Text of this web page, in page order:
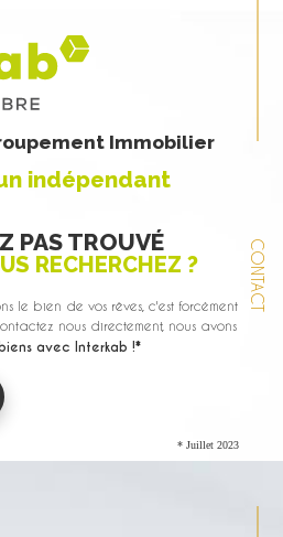
CONTACT
indépendant
PAS TROUVÉ
RECHERCHEZ ?
le bien de vos rêves, c'est forcément
nous directement, nous avons
avec Interkab !*
* Juillet 2023